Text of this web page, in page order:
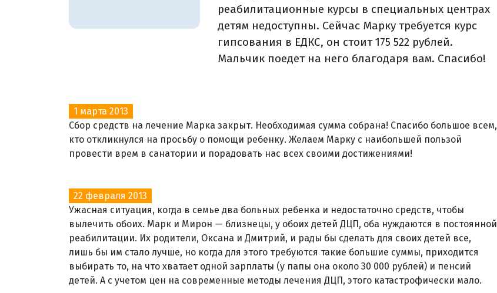
реабилитационные курсы в специальных центрах
детям недоступны. Сейчас Марку требуется курс
гипсования в ЕДКС, он стоит 175 522 рублей.
Мальчик поедет на него благодаря вам. Спасибо!
1 марта 2013
Сбор средств на лечение Марка закрыт. Необходимая сумма собрана! Спасибо большое всем,
кто откликнулся на просьбу о помощи ребенку. Желаем Марку с наибольшей пользой
провести врем в санатории и порадовать нас всех своими достижениями!
22 февраля 2013
Ужасная ситуация, когда в семье два больных ребенка и недостаточно средств, чтобы
вылечить обоих. Марк и Мирон — близнецы, у обоих детей ДЦП, оба нуждаются в постоянной
реабилитации. Их родители, Оксана и Дмитрий, и рады бы сделать для своих детей все,
лишь бы им стало лучше, но когда для этого требуются такие большие суммы, приходится
выбирать то, на что хватает одной зарплаты (у папы она около 30 000 рублей) и пенсий
детей. А с учетом цен на современные методы лечения ДЦП, этого катастрофически мало.